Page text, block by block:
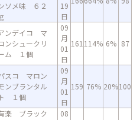
ソメ味 ６２
ｇ
19
日
ンデイコ マ
ンシュークリ
ム １個
09
月
01
日
161 114% 6% 87
スコ マロン
ンブランタル
ト １個
09
月
01
日
159 76% 20%100
楽 ブラック
08